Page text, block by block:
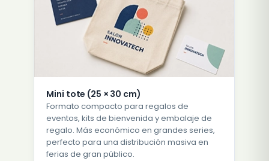
Mini tote (25 × 30 cm)
Formato compacto para regalos de
eventos, kits de bienvenida y embalaje de
regalo. Más económico en grandes series,
perfecto para una distribución masiva en
ferias de gran público.